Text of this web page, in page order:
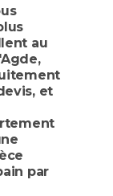
au
et
par